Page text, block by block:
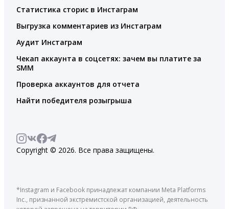
Статистика сторис в Инстаграм
Выгрузка комментариев из Инстаграм
Аудит Инстаграм
Чекап аккаунта в соцсетях: зачем вы платите за
SMM
Проверка аккаунтов для отчета
Найти победителя розыгрыша
Copyright © 2026. Все права защищены.
*Instagram и Facebook принадлежат компании Meta Platforms
Inc., признанной экстремистской организацией, деятельность